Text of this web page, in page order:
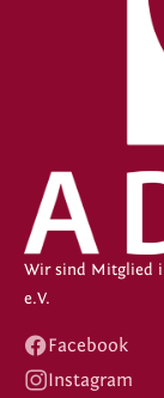
Wir sind Mitglied
e.V.
Facebook
Instagram